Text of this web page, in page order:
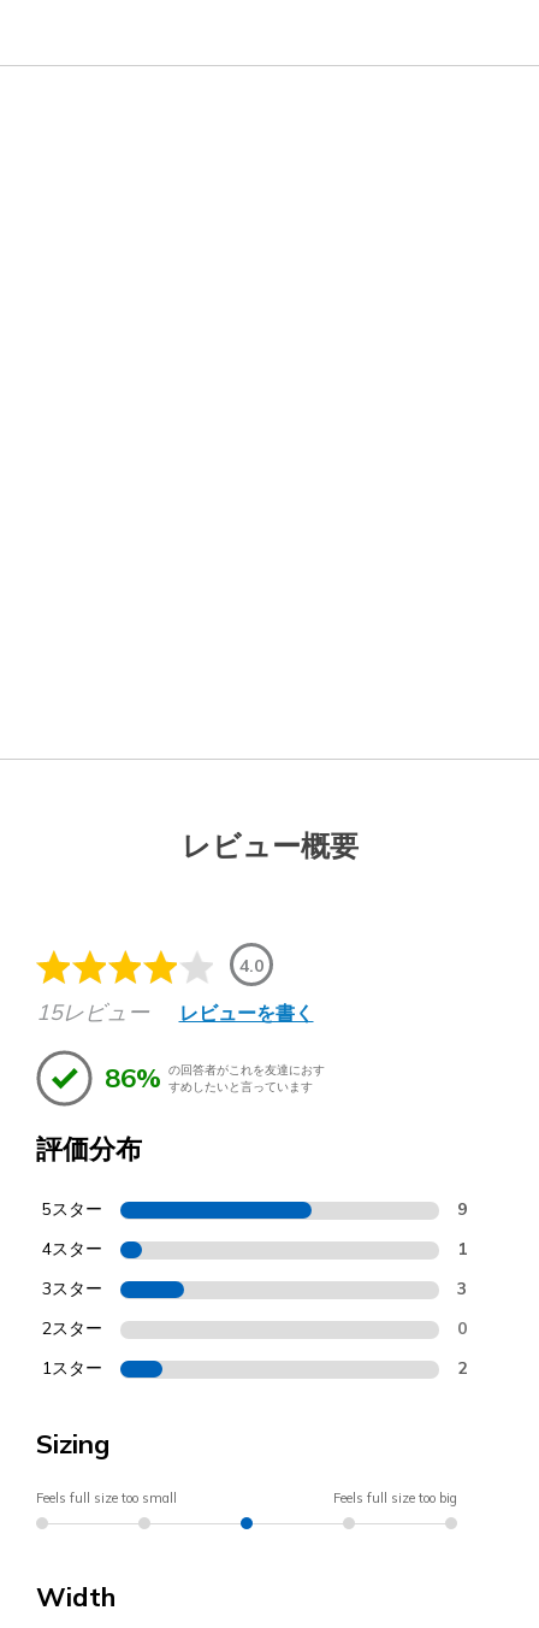
レビュー概要
4.0
15レビュー レビューを書く
86% の回答者がこれを友達におす
すめしたいと言っています
評価分布
5スター 9
4スター 1
3スター 3
2スター 0
1スター 2
Sizing
Feels full size too small Feels full size too big
Width